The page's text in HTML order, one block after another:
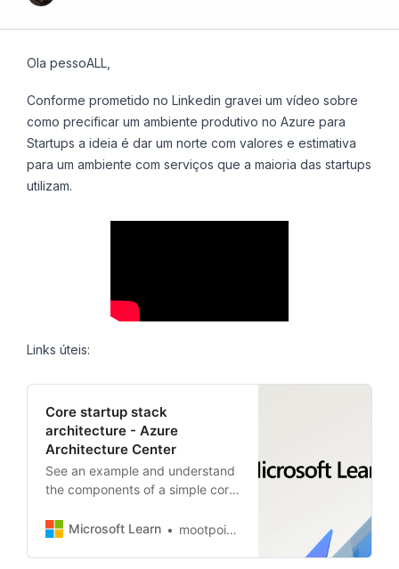
Ola pessoALL,
Conforme prometido no Linkedin gravei um vídeo sobre
como precificar um ambiente produtivo no Azure para
Startups a ideia é dar um norte com valores e estimativa
para um ambiente com serviços que a maioria das startups
utilizam.
Links úteis:
Core startup stack
architecture - Azure
Architecture Center
See an example and understand
the components of a simple core
initial MVP or prototype.
Microsoft Learn mootpointer